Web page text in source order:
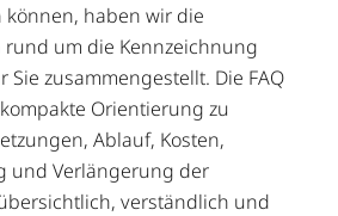
haben wir die
um die Kennzeichnung
Sie zusammengestellt. Die FAQ
Orientierung zu
Ablauf, Kosten,
und Verlängerung der
verständlich und